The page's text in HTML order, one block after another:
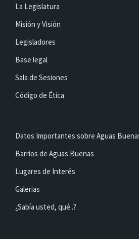
La Legislatura
Misión y Visión
Legisladores
Base legal
Sala de Sesiones
Código de Ética
Datos Importantes sobre Aguas
Barrios de Aguas Buenas
Lugares de Interés
Galerias
¿Sabía usted, qué..?